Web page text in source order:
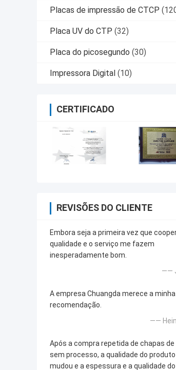
Placas de impressão de CTCP
Placa UV do CTP (32)
Placa do picosegundo (30)
Impressora Digital (10)
CERTIFICADO
REVISÕES DO CLIENTE
Embora seja a primeira vez que
qualidade e o serviço me fazem
inesperadamente bom.
——
A empresa Chuangda merece a minha
recomendação.
——
Após a compra repetida de chapas
sem processo, a qualidade do
mudou e a espessura e a qualidade do